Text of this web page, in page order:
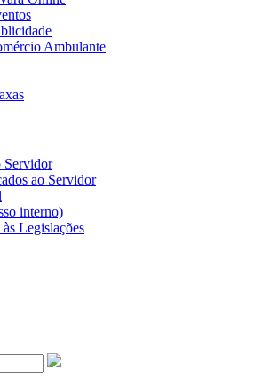
Ambulante
Servidor
ao Servidor
interno)
Legislações